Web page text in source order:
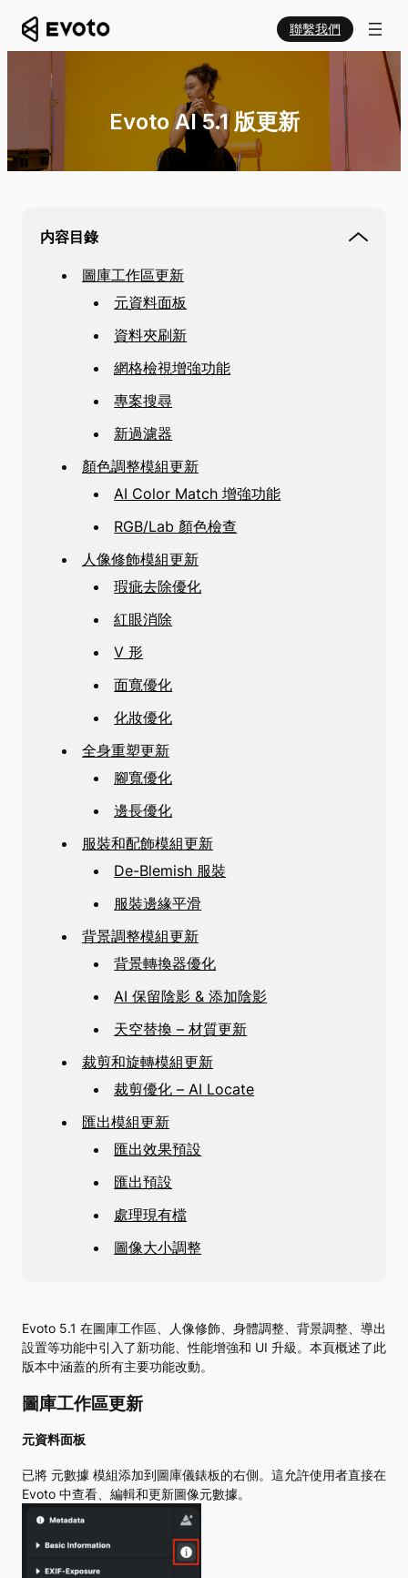
聯繫我們
Evoto AI 5.1 版更新
内容目錄
圖庫工作區更新
元資料面板
資料夾刷新
網格檢視增強功能
專案搜尋
新過濾器
顏色調整模組更新
AI Color Match 增強功能
RGB/Lab 顏色檢查
人像修飾模組更新
瑕疵去除優化
紅眼消除
V 形
面寬優化
化妝優化
全身重塑更新
腳寬優化
邊長優化
服裝和配飾模組更新
De-Blemish 服裝
服裝邊緣平滑
背景調整模組更新
背景轉換器優化
AI 保留陰影 & 添加陰影
天空替換 – 材質更新
裁剪和旋轉模組更新
裁剪優化 – AI Locate
匯出模組更新
匯出效果預設
匯出預設
處理現有檔
圖像大小調整
Evoto 5.1 在圖庫工作區、人像修飾、身體調整、背景調整、導出
設置等功能中引入了新功能、性能增強和 UI 升級。本頁概述了此
版本中涵蓋的所有主要功能改動。
圖庫工作區更新
元資料面板
已將 元數據 模組添加到圖庫儀錶板的右側。這允許使用者直接在
Evoto 中查看、編輯和更新圖像元數據。